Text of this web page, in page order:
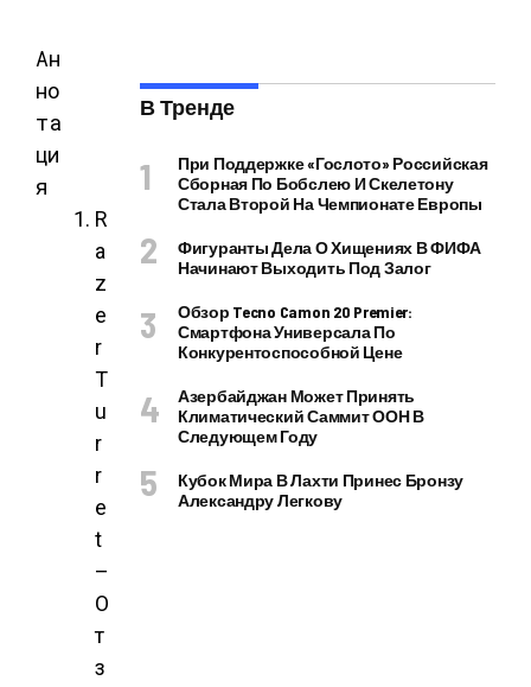
Ан
но
та
ци
я
R
a
z
e
r
T
u
r
r
e
t
–
О
т
з
В Тренде
При Поддержке «Гослото» Российская
Сборная По Бобслею И Скелетону
Стала Второй На Чемпионате Европы
Фигуранты Дела О Хищениях В ФИФА
Начинают Выходить Под Залог
Обзор Tecno Camon 20 Premier:
Смартфона Универсала По
Конкурентоспособной Цене
Азербайджан Может Принять
Климатический Саммит ООН В
Следующем Году
Кубок Мира В Лахти Принес Бронзу
Александру Легкову